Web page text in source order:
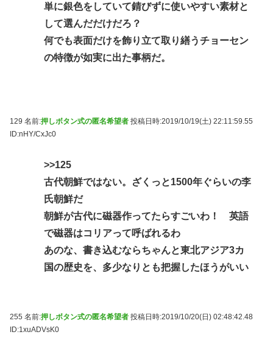
単に銀色をしていて錆びずに使いやすい素材と
して選んだだけだろ？
何でも表面だけを飾り立て取り繕うチョーセン
の特徴が如実に出た事柄だ。
129 名前:押しボタン式の匿名希望者 投稿日時:2019/10/19(土) 22:11:59.55
ID:nHY/CxJc0
>>125
古代朝鮮ではない。ざくっと1500年ぐらいの李
氏朝鮮だ
朝鮮が古代に磁器作ってたらすごいわ！ 英語
で磁器はコリアって呼ばれるわ
あのな、書き込むならちゃんと東北アジア3カ
国の歴史を、多少なりとも把握したほうがいい
255 名前:押しボタン式の匿名希望者 投稿日時:2019/10/20(日) 02:48:42.48
ID:1xuADVsK0